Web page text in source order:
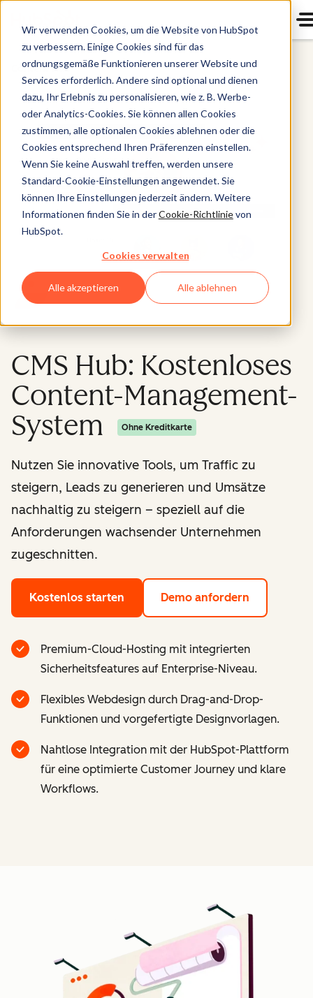
Wir verwenden Cookies, um die Website von HubSpot
zu verbessern. Einige Cookies sind für das
ordnungsgemäße Funktionieren unserer Website und
Services erforderlich. Andere sind optional und dienen
dazu, Ihr Erlebnis zu personalisieren, wie z. B. Werbe-
oder Analytics-Cookies. Sie können allen Cookies
zustimmen, alle optionalen Cookies ablehnen oder die
Cookies entsprechend Ihren Präferenzen einstellen.
Wenn Sie keine Auswahl treffen, werden unsere
Standard-Cookie-Einstellungen angewendet. Sie
können Ihre Einstellungen jederzeit ändern. Weitere
Informationen finden Sie in derCookie-Richtlinievon
HubSpot.
Cookies verwalten
Alle akzeptieren Alle ablehnen
Content Hub
CMS Hub: Kostenloses
Content-Management-
System
Ohne Kreditkarte
Nutzen Sie innovative Tools, um Traffic zu
steigern, Leads zu generieren und Umsätze
nachhaltig zu steigern – speziell auf die
Anforderungen wachsender Unternehmen
zugeschnitten.
Kostenlos starten Demo anfordern
Premium-Cloud-Hosting mit integrierten
Sicherheitsfeatures auf Enterprise-Niveau.
Flexibles Webdesign durch Drag-and-Drop-
Funktionen und vorgefertigte Designvorlagen.
Nahtlose Integration mit der HubSpot-Plattform
für eine optimierte Customer Journey und klare
Workflows.